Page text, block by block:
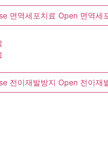
면역세포치료 Open 면역세
전이재발방지 Open 전이재